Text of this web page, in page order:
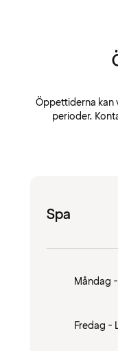
Öppettiderna kan
perioder.
Spa
Måndag
Fredag -